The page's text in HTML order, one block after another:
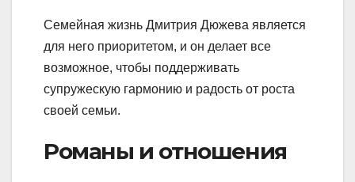
Семейная жизнь Дмитрия Дюжева является
для него приоритетом, и он делает все
возможное, чтобы поддерживать
супружескую гармонию и радость от роста
своей семьи.
Романы и отношения